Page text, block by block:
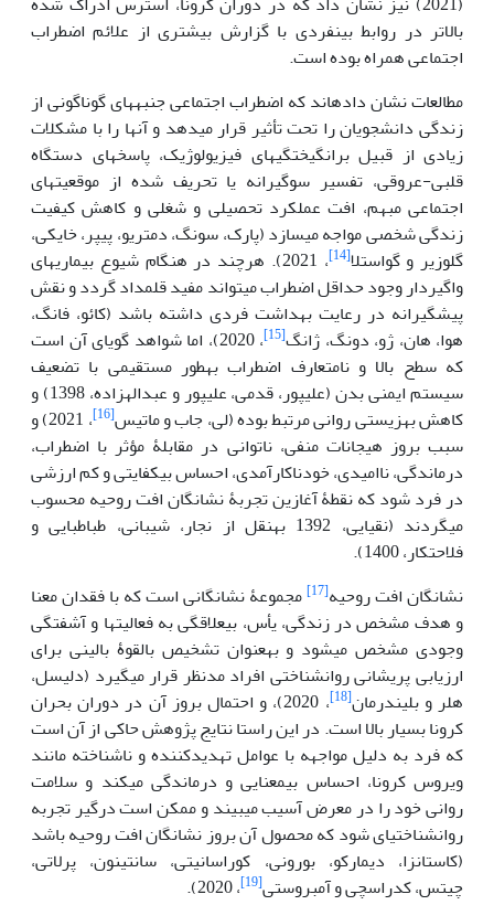
بالاتر در روابط بین‏فردی با گزارش بیشتری از علائم اضطراب
اجتماعی همراه بوده است.
مطالعات نشان داده‏اند که اضطراب اجتماعی جنبه‏های گوناگونی از
زندگی دانشجویان را تحت تأثیر قرار می‏دهد و آن‏ها را با مشکلات
زیادی از قبیل برانگیختگی‏های فیزیولوژیک، پاسخ‏های دستگاه
قلبی-عروقی، تفسیر سوگیرانه یا تحریف شده از موقعیت‏های
اجتماعی مبهم، افت عملکرد تحصیلی و شغلی و کاهش کیفیت
زندگی شخصی مواجه می‏سازد (پارک، سونگ، دمتریو، پیپر، خایکی،
گلوزیر و گواستلا[14]
، 2021). هرچند در هنگام شیوع بیماری‏های
واگیردار وجود حداقل اضطراب می‏تواند مفید قلمداد گردد و نقش
پیشگیرانه در رعایت بهداشت فردی داشته باشد (کائو، فانگ،
هوا، هان، ژو، دونگ، ژانگ[15]
، 2020)، اما شواهد گویای آن است
که سطح بالا و نامتعارف اضطراب به‏طور مستقیمی با تضعیف
سیستم ایمنی بدن (علی‏پور، قدمی، علیپور و عبداله‏زاده، 1398) و
کاهش بهزیستی روانی مرتبط بوده (لی، جاب و ماتیس[16]
، 2021) و
سبب بروز هیجانات منفی، ناتوانی در مقابلۀ مؤثر با اضطراب،
درماندگی، ناامیدی، خودناکارآمدی، احساس بی‏کفایتی و کم ارزشی
در فرد ‏شود که نقطۀ آغازین تجربۀ نشانگان افت روحیه محسوب
می‏گردند (نقیایی، 1392 به‏نقل از نجار، شیبانی، طباطبایی و
فلاحت‏کار، 1400).
نشانگان افت روحیه[17]
مجموعۀ نشانگانی است که با فقدان معنا
و هدف مشخص در زندگی، یأس، بی‏علاقگی به فعالیت‏ها و آشفتگی
وجودی مشخص می‏شود و به‏عنوان تشخیص بالقوۀ بالینی برای
ارزیابی پریشانی روان‏شناختی افراد مدنظر قرار می‏گیرد (دلیسل،
هلر و بلیندرمان[18]
، 2020)، و احتمال بروز آن در دوران بحران
کرونا بسیار بالا است. در این راستا نتایج پژوهش حاکی از آن است
که فرد به دلیل مواجهه با عوامل تهدیدکننده و ناشناخته مانند
ویروس کرونا، احساس بی‏معنایی و درماندگی می‏کند و سلامت
روانی خود را در معرض آسیب می‏بیند و ممکن است درگیر تجربه
روان‏شناختی‏ای شود که محصول آن بروز نشانگان افت روحیه باشد
(کاستانزا، دی‏مارکو، بورونی، کوراسانیتی، سانتینون، پرلاتی،
چیتس، کدراسچی و آمبروستی[19]
، 2020).